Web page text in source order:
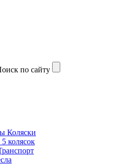
по сайту
Коляски
колясок